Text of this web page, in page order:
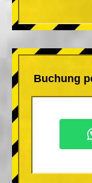
Buchung